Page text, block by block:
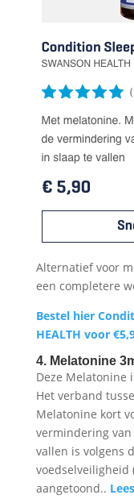
Alternatief voor
een completere
Bestel hier
HEALTH voor
4. Melatonine
Deze Melatonine
Het verband
Melatonine kort
vermindering
vallen is volgens
voedselveiligheid
aangetoond..